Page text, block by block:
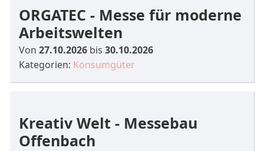
ORGATEC - Messe für moderne
Arbeitswelten
Von27.10.2026 bis30.10.2026
Kategorien: Konsumgüter
Kreativ Welt - Messebau
Offenbach